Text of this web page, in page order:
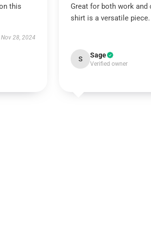
this
Nov 28, 2024
Great for both work and
shirt is a versatile piece.
S Sage
Verified owner